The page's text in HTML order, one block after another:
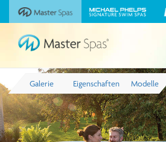
Besuchen
Website
Master
Spas
Sie
Website
Michael
Phelps
Swim
Spas
Galerie Eigenschaften Modelle